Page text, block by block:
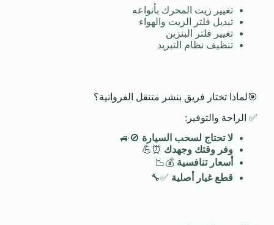
تغيير زيت المحرك بأنواعه
تبديل فلتر الزيت والهواء
تغيير فلتر البنزين
تنظيف نظام التبريد
🎯لماذا تختار فريق بنشر متنقل الفروانية؟
✅ الراحة والتوفير:
لا تحتاج لسحب السيارة 🚫🚙
وفر وقتك وجهدك ⏰💪
أسعار تنافسية 💰📉
قطع غيار أصلية ✅🔧